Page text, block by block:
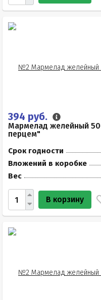
394 руб.
Мармелад желейный
перцем"
Срок годности
Вложений в коробке
Вес
В корзину